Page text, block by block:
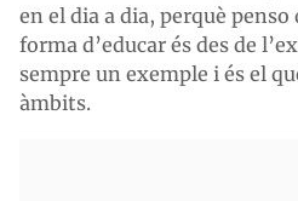
en el dia a dia, perquè
forma d’educar és des de
sempre un exemple i és el
àmbits.